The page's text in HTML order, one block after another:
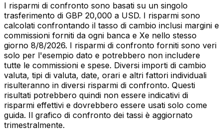
I risparmi di confronto sono basati su un singolo
trasferimento di GBP 20,000 a USD. I risparmi sono
calcolati confrontando il tasso di cambio inclusi margini e
commissioni forniti da ogni banca e Xe nello stesso
giorno 8/8/2026. I risparmi di confronto forniti sono veri
solo per l'esempio dato e potrebbero non includere
tutte le commissioni e spese. Diversi importi di cambio
valuta, tipi di valuta, date, orari e altri fattori individuali
risulteranno in diversi risparmi di confronto. Questi
risultati potrebbero quindi non essere indicativi di
risparmi effettivi e dovrebbero essere usati solo come
guida. Il grafico di confronto dei tassi è aggiornato
trimestralmente.